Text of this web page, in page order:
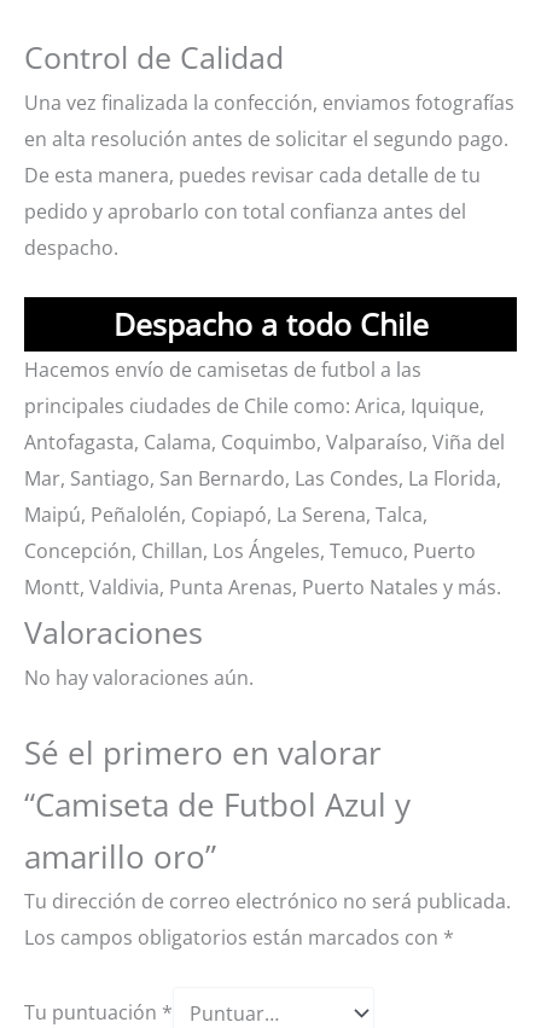
Control de Calidad
Una vez finalizada la confección, enviamos fotografías
en alta resolución antes de solicitar el segundo pago.
De esta manera, puedes revisar cada detalle de tu
pedido y aprobarlo con total confianza antes del
despacho.
Despacho a todo Chile
Hacemos envío de camisetas de futbol a las
principales ciudades de Chile como: Arica, Iquique,
Antofagasta, Calama, Coquimbo, Valparaíso, Viña del
Mar, Santiago, San Bernardo, Las Condes, La Florida,
Maipú, Peñalolén, Copiapó, La Serena, Talca,
Concepción, Chillan, Los Ángeles, Temuco, Puerto
Montt, Valdivia, Punta Arenas, Puerto Natales y más.
Valoraciones
No hay valoraciones aún.
Sé el primero en valorar
“Camiseta de Futbol Azul y
amarillo oro”
Tu dirección de correo electrónico no será publicada.
Los campos obligatorios están marcados con *
Tu puntuación *